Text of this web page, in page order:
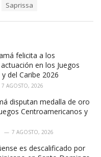
Saprissa
felicita a los
en los Juegos
del Caribe 2026
7 AGOSTO, 2026
disputan medalla de oro
Centroamericanos y
7 AGOSTO, 2026
es descalificado por